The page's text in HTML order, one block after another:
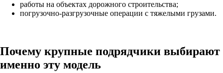
работы на объектах дорожного строительства;
погрузочно-разгрузочные операции с тяжелыми грузами.
Почему крупные подрядчики выбирают
именно эту модель